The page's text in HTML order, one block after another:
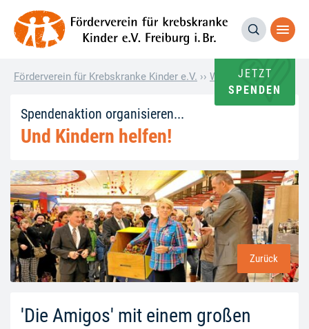
JETZT
SPENDEN
Förderverein für Krebskranke Kinder e.V. ›› Wie andere helfen
Spendenaktion organisieren...
Und Kindern helfen!
'Die Amigos' mit einem großen
Zurück